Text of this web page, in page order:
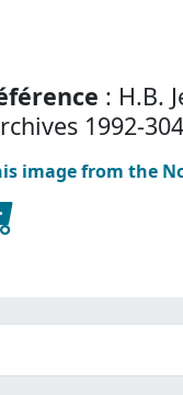
: H.B.
1992-
image from the